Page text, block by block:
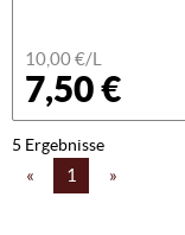
10,00 €/L
7,50 €
5 Ergebnisse
« 1 »